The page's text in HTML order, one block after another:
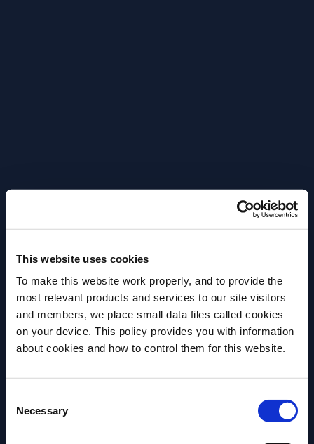
This website uses cookies
To make this website work properly, and to provide the
most relevant products and services to our site visitors
and members, we place small data files called cookies
on your device. This policy provides you with information
about cookies and how to control them for this website.
Selection
Necessary
Antes de comenzar, ¿necesitamos saber su